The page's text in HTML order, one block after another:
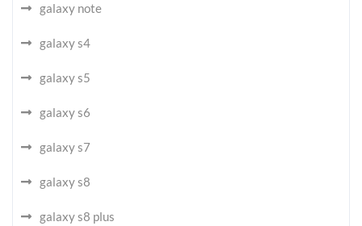
galaxy note
galaxy s4
galaxy s5
galaxy s6
galaxy s7
galaxy s8
galaxy s8 plus